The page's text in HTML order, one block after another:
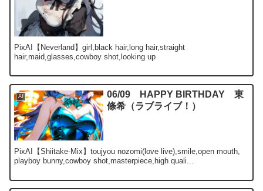
PixAI【Neverland】girl,black hair,long hair,straight
hair,maid,glasses,cowboy shot,looking up
AI
06/09 HAPPY BIRTHDAY 東
條希（ラブライブ！）
PixAI【Shiitake-Mix】toujyou nozomi(love live),smile,open mouth,
playboy bunny,cowboy shot,masterpiece,high quali...